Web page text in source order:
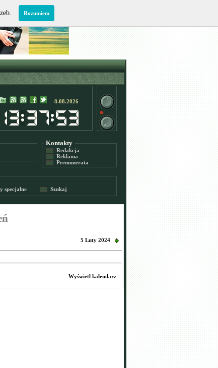
8.08.2026
Kontakty
Redakcja
Reklama
Prenumerata
specjalne Szukaj
5 Luty 2024
Wyświetl kalendarz
Rozumiem